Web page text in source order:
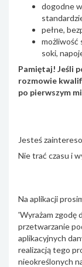
dogodne
pełne,
możliwość
soki,
Pamiętaj! Jeśli
rozmowie
po pierwszym
Jesteś
Nie trać czasu i
Na aplikacji
'Wyrażam zgodę
przetwarzanie
aplikacyjnych
realizacją tego
nieokreślonych